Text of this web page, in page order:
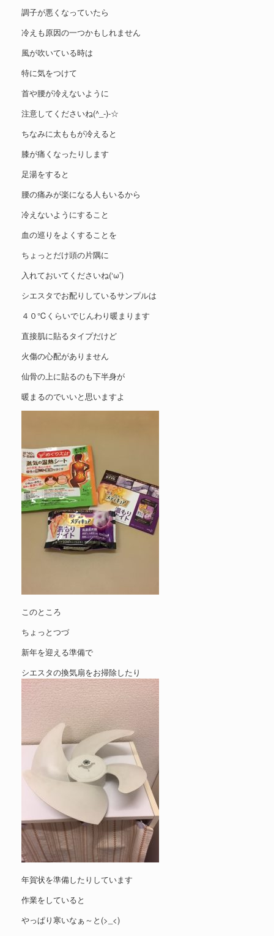
調子が悪くなっていたら
冷えも原因の一つかもしれません
風が吹いている時は
特に気をつけて
首や腰が冷えないように
注意してくださいね(^_-)-☆
ちなみに太ももが冷えると
膝が痛くなったりします
足湯をすると
腰の痛みが楽になる人もいるから
冷えないようにすること
血の巡りをよくすることを
ちょっとだけ頭の片隅に
入れておいてくださいね(‘ω’)
シエスタでお配りしているサンプルは
４０℃くらいでじんわり暖まります
直接肌に貼るタイプだけど
火傷の心配がありません
仙骨の上に貼るのも下半身が
暖まるのでいいと思いますよ
このところ
ちょっとつづ
新年を迎える準備で
シエスタの換気扇をお掃除したり
年賀状を準備したりしています
作業をしていると
やっぱり寒いなぁ～と(>_<)